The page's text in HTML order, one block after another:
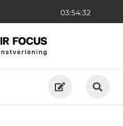
03:54:33